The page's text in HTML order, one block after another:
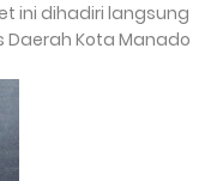
ini dihadiri langsung
Daerah Kota Manado